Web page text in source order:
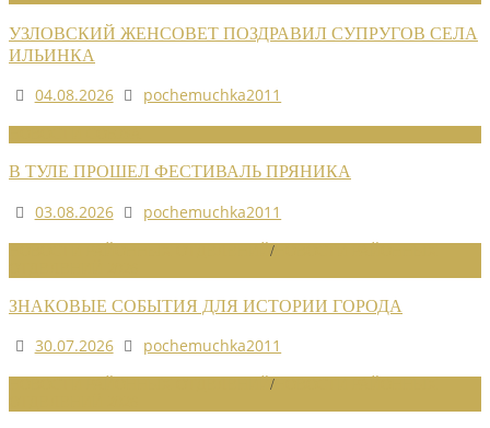
УЗЛОВСКИЙ ЖЕНСОВЕТ ПОЗДРАВИЛ СУПРУГОВ СЕЛА
ИЛЬИНКА
04.08.2026
pochemuchka2011
В ТУЛЕ ПРОШЕЛ ФЕСТИВАЛЬ ПРЯНИКА
03.08.2026
pochemuchka2011
/
ЗНАКОВЫЕ СОБЫТИЯ ДЛЯ ИСТОРИИ ГОРОДА
30.07.2026
pochemuchka2011
/